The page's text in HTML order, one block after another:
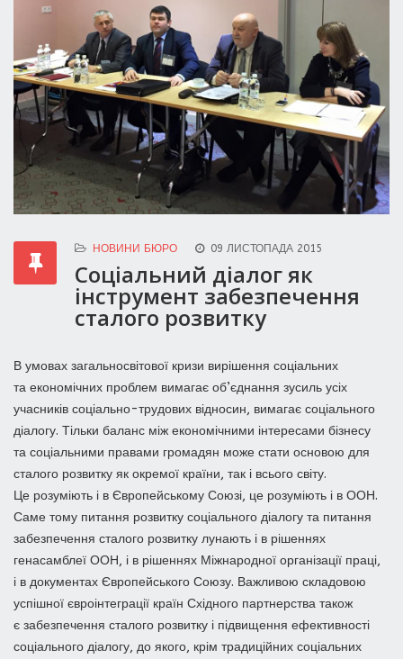
НОВИНИ БЮРО 09 ЛИСТОПАДА 2015
Соціальний діалог як
інструмент забезпечення
сталого розвитку
В умовах загальносвітової кризи вирішення соціальних
та економічних проблем вимагає об’єднання зусиль усіх
учасників соціально-трудових відносин, вимагає соціального
діалогу. Тільки баланс між економічними інтересами бізнесу
та соціальними правами громадян може стати основою для
сталого розвитку як окремої країни, так і всього світу.
Це розуміють і в Європейському Союзі, це розуміють і в ООН.
Саме тому питання розвитку соціального діалогу та питання
забезпечення сталого розвитку лунають і в рішеннях
генасамблеї ООН, і в рішеннях Міжнародної організації праці,
і в документах Європейського Союзу. Важливою складовою
успішної євроінтеграції країн Східного партнерства також
є забезпечення сталого розвитку і підвищення ефективності
соціального діалогу, до якого, крім традиційних соціальних